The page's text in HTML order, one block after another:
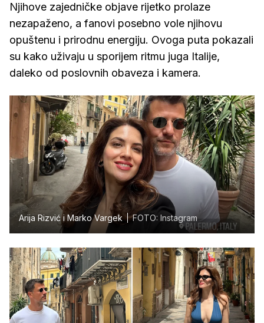
Njihove zajedničke objave rijetko prolaze
nezapaženo, a fanovi posebno vole njihovu
opuštenu i prirodnu energiju. Ovoga puta pokazali
su kako uživaju u sporijem ritmu juga Italije,
daleko od poslovnih obaveza i kamera.
Arija Rizvić i Marko Vargek FOTO: Instagram